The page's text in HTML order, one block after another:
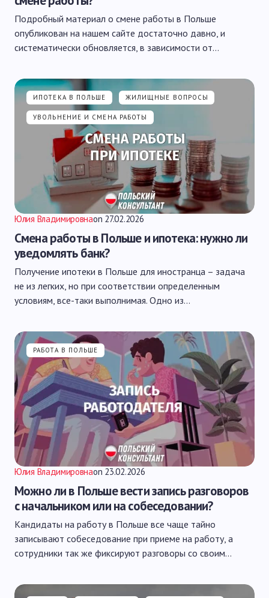
Подробный материал о смене работы в Польше
опубликован на нашем сайте достаточно давно, и
систематически обновляется, в зависимости от…
ИПОТЕКА В ПОЛЬШЕ ЖИЛИЩНЫЕ ВОПРОСЫ
УВОЛЬНЕНИЕ И СМЕНА РАБОТЫ
Юлия Владимировнаon 27.02.2026
Смена работы в Польше и ипотека: нужно ли
уведомлять банк?
Получение ипотеки в Польше для иностранца – задача
не из легких, но при соответствии определенным
условиям, все-таки выполнимая. Одно из…
РАБОТА В ПОЛЬШЕ
Юлия Владимировнаon 23.02.2026
Можно ли в Польше вести запись разговоров
с начальником или на собеседовании?
Кандидаты на работу в Польше все чаще тайно
записывают собеседование при приеме на работу, а
сотрудники так же фиксируют разговоры со своим…